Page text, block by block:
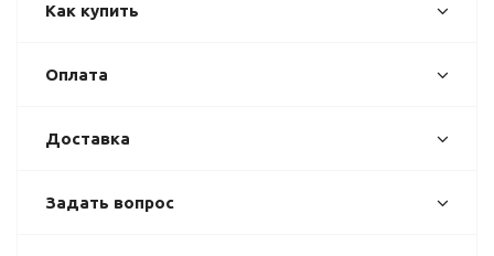
Как купить
Оплата
Доставка
Задать вопрос